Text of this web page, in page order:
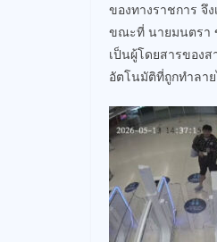
ของทางราชการ จึ
ขณะที่ นายมนตรา
เป็นผู้โดยสารของ
อัตโนมัติที่ถูกทำลา